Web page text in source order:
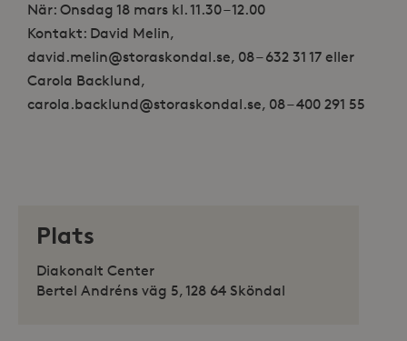
När: Onsdag 18 mars kl. 11.30 – 12.00
Kontakt: David Melin,
david.melin@storaskondal.se, 08 – 632 31 17 eller
Carola Backlund,
carola.backlund@storaskondal.se, 08 – 400 291 55
Plats
Diakonalt Center
Bertel Andréns väg 5, 128 64 Sköndal